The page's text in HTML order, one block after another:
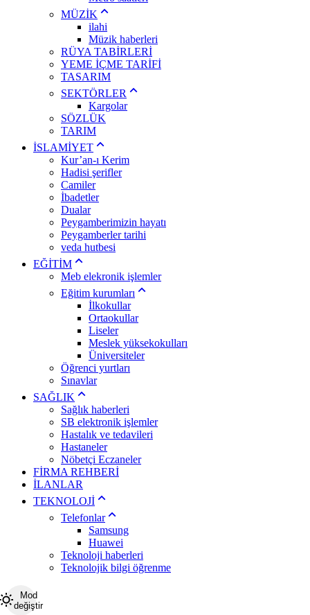
MÜZİK
ilahi
Müzik haberleri
RÜYA TABİRLERİ
YEME İÇME TARİFİ
TASARIM
SEKTÖRLER
Kargolar
SÖZLÜK
TARIM
İSLAMİYET
Kur’an-ı Kerim
Hadisi şerifler
Camiler
İbadetler
Dualar
Peygamberimizin hayatı
Peygamberler tarihi
veda hutbesi
EĞİTİM
Meb elekronik işlemler
Eğitim kurumları
İlkokullar
Ortaokullar
Liseler
Meslek yüksekokulları
Üniversiteler
Öğrenci yurtları
Sınavlar
SAĞLIK
Sağlık haberleri
SB elektronik işlemler
Hastalık ve tedavileri
Hastaneler
Nöbetçi Eczaneler
FİRMA REHBERİ
İLANLAR
TEKNOLOJİ
Telefonlar
Samsung
Huawei
Teknoloji haberleri
Teknolojik bilgi öğrenme
Mod
değiştir